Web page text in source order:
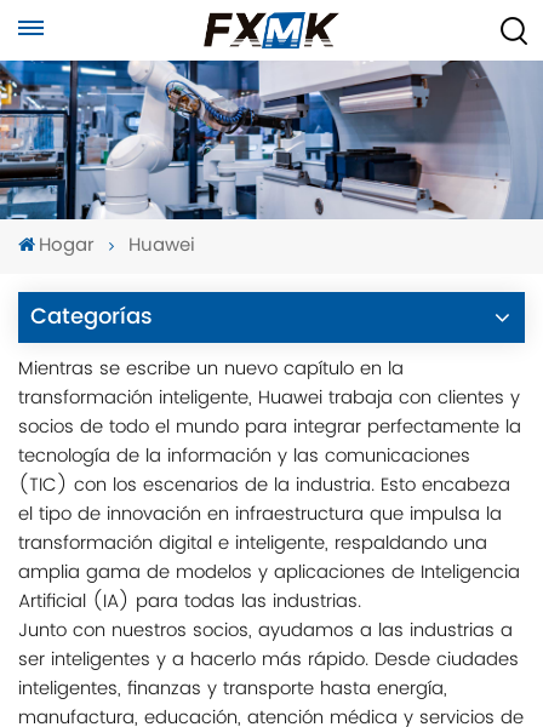
Hogar Huawei
Categorías
Mientras se escribe un nuevo capítulo en la
transformación inteligente, Huawei trabaja con clientes y
socios de todo el mundo para integrar perfectamente la
tecnología de la información y las comunicaciones
(TIC) con los escenarios de la industria. Esto encabeza
el tipo de innovación en infraestructura que impulsa la
transformación digital e inteligente, respaldando una
amplia gama de modelos y aplicaciones de Inteligencia
Artificial (IA) para todas las industrias.
Junto con nuestros socios, ayudamos a las industrias a
ser inteligentes y a hacerlo más rápido. Desde ciudades
inteligentes, finanzas y transporte hasta energía,
manufactura, educación, atención médica y servicios de